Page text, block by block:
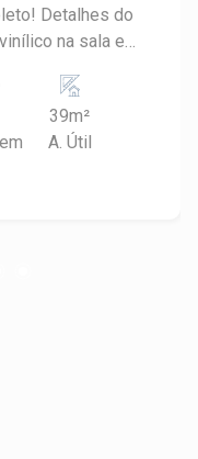
do
na sala e
festas com
Brinquedoteca -
39m²
A. Útil